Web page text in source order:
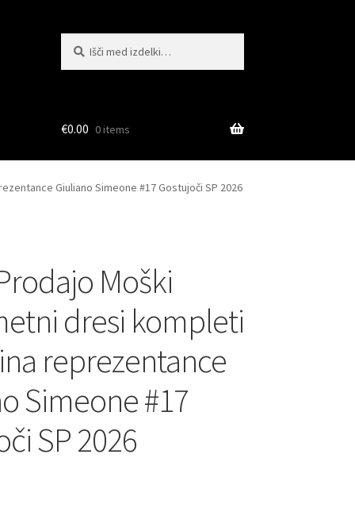
€0.00 0 items
Giuliano Simeone #17 Gostujoči SP 2026
Moški
dresi kompleti
reprezentance
Simeone #17
SP 2026